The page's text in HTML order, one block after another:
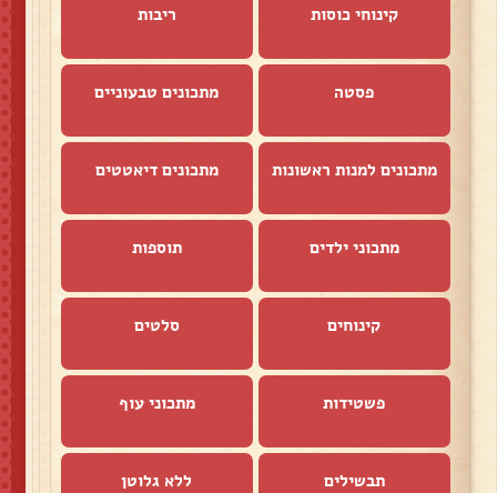
קינוחי כוסות ריבות
פסטה מתכונים טבעוניים
מתכונים למנות ראשונות מתכונים דיאטטים
מתכוני ילדים תוספות
קינוחים סלטים
פשטידות מתכוני עוף
תבשילים ללא גלוטן